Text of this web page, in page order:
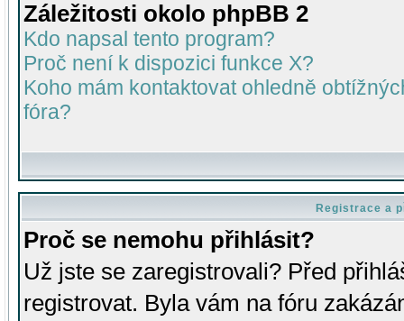
Záležitosti okolo phpBB 2
Kdo napsal tento program?
Proč není k dispozici funkce X?
Koho mám kontaktovat ohledně
fóra?
Registrace a
Proč se nemohu přihlásit?
Už jste se zaregistrovali? Před
registrovat. Byla vám na fóru